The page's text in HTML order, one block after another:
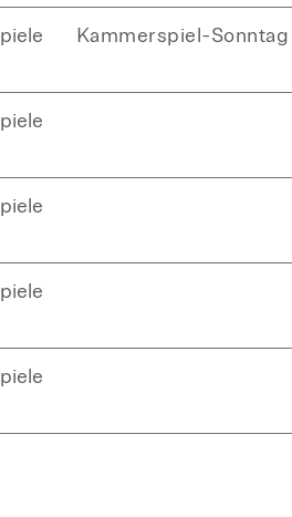
Kammerspiel-Sonntag